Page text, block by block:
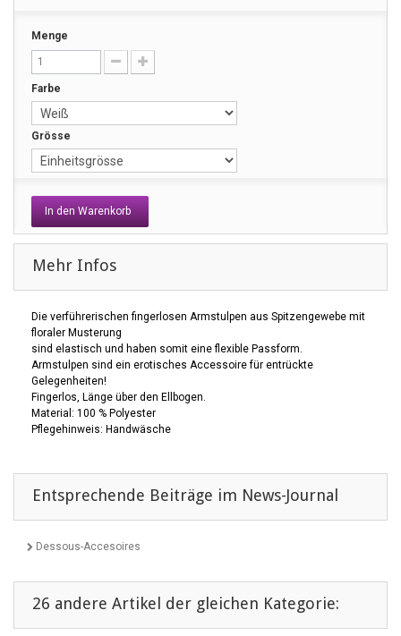
Menge
Farbe
Grösse
In den Warenkorb
Mehr Infos
Die verführerischen fingerlosen Armstulpen aus Spitzengewebe mit
floraler Musterung
sind elastisch und haben somit eine flexible Passform.
Armstulpen sind ein erotisches Accessoire für entrückte
Gelegenheiten!
Fingerlos, Länge über den Ellbogen.
Material: 100 % Polyester
Pflegehinweis: Handwäsche
Entsprechende Beiträge im News-Journal
Dessous-Accesoires
26 andere Artikel der gleichen Kategorie: